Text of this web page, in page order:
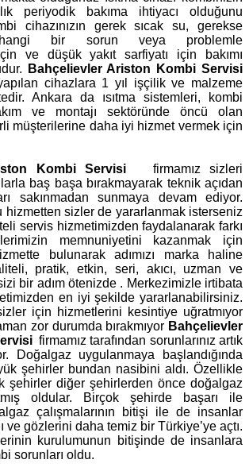
periyodik bakıma ihtiyacı olduğunu
cihazınızın gerek sıcak su, gerekse
bir sorun veya problemle
ve düşük yakıt sarfiyatı için bakımı
Bahçelievler Ariston Kombi Servisi
cihazlara 1 yıl işçilik ve malzeme
Ankara da ısıtma sistemleri, kombi
ve montajı sektöründe öncü olan
müşterilerine daha iyi hizmet vermek için
Kombi Servisi firmamız sizleri
baş başa bırakmayarak teknik açıdan
sakınmadan sunmaya devam ediyor.
hizmetten sizler de yararlanmak isterseniz
servis hizmetimizden faydalanarak farkı
memnuniyetini kazanmak için
bulunarak adımızı marka haline
pratik, etkin, seri, akıcı, uzman ve
bir adım ötenizde . Merkezimizle irtibata
en iyi şekilde yararlanabilirsiniz.
için hizmetlerini kesintiye uğratmıyor
zor durumda bırakmıyor Bahçelievler
firmamız tarafından sorunlarınız artık
Doğalgaz uygulanmaya başlandığında
şehirler bundan nasibini aldı. Özellikle
şehirler diğer şehirlerden önce doğalgaz
oldular. Birçok şehirde başarı ile
çalışmalarının bitişi ile de insanlar
ve gözlerini daha temiz bir Türkiye’ye açtı.
kurulumunun bitişinde de insanlara
sorunları oldu.